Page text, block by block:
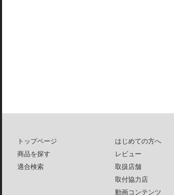
トップページ
商品を探す
適合検索
はじめての方へ
レビュー
取扱店舗
取付協力店
動画コンテンツ